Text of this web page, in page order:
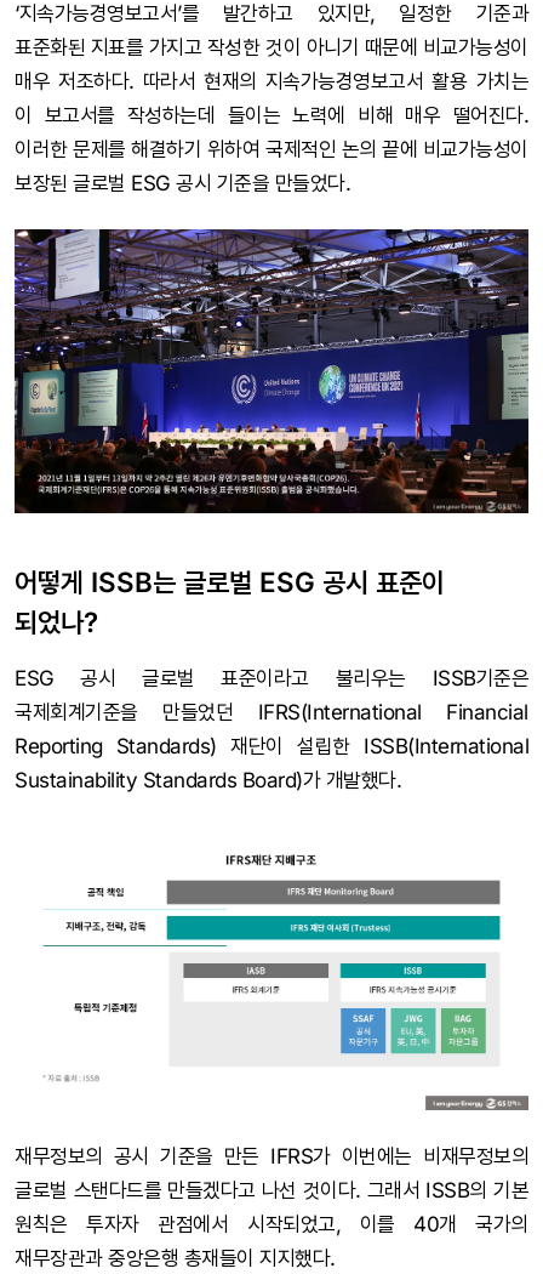
‘지속가능경영보고서’를 발간하고 있지만, 일정한 기준과
표준화된 지표를 가지고 작성한 것이 아니기 때문에 비교가능성이
매우 저조하다. 따라서 현재의 지속가능경영보고서 활용 가치는
이 보고서를 작성하는데 들이는 노력에 비해 매우 떨어진다.
이러한 문제를 해결하기 위하여 국제적인 논의 끝에 비교가능성이
보장된 글로벌 ESG 공시 기준을 만들었다.
어떻게 ISSB는 글로벌 ESG 공시 표준이
되었나?
ESG 공시 글로벌 표준이라고 불리우는 ISSB기준은
국제회계기준을 만들었던 IFRS(International Financial
Reporting Standards) 재단이 설립한 ISSB(International
Sustainability Standards Board)가 개발했다.
재무정보의 공시 기준을 만든 IFRS가 이번에는 비재무정보의
글로벌 스탠다드를 만들겠다고 나선 것이다. 그래서 ISSB의 기본
원칙은 투자자 관점에서 시작되었고, 이를 40개 국가의
재무장관과 중앙은행 총재들이 지지했다.